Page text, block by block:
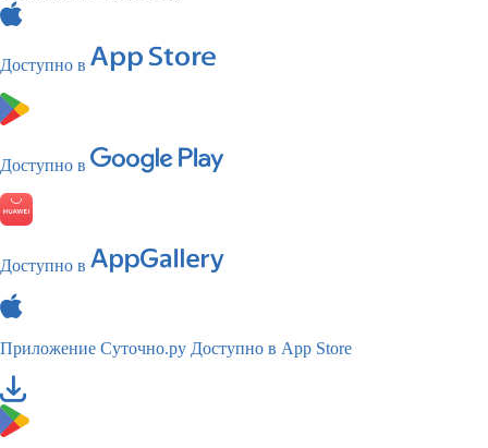
Доступно в
Доступно в
Доступно в
Приложение Суточно.ру Доступно в App Store